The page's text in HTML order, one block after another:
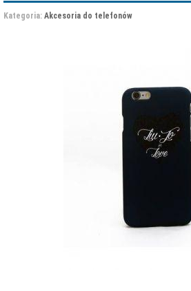
Kategoria: Akcesoria do telefonów